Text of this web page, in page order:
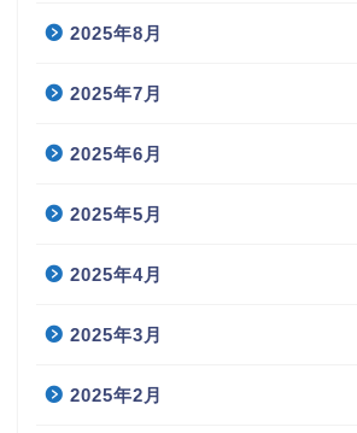
2025年8月
2025年7月
2025年6月
2025年5月
2025年4月
2025年3月
2025年2月